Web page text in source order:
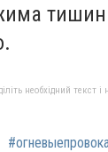
необхідний текст і